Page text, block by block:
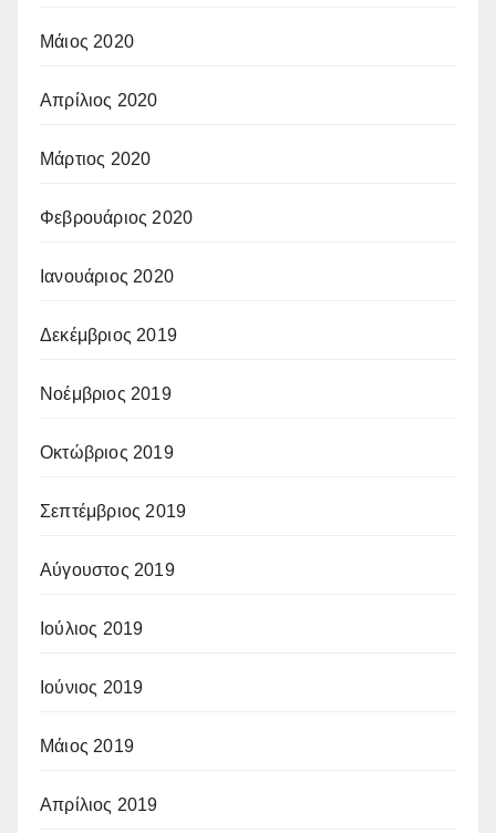
Μάιος 2020
Απρίλιος 2020
Μάρτιος 2020
Φεβρουάριος 2020
Ιανουάριος 2020
Δεκέμβριος 2019
Νοέμβριος 2019
Οκτώβριος 2019
Σεπτέμβριος 2019
Αύγουστος 2019
Ιούλιος 2019
Ιούνιος 2019
Μάιος 2019
Απρίλιος 2019